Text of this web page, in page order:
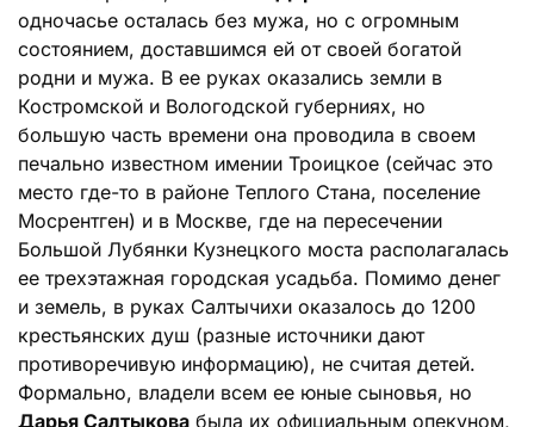
одночасье осталась без мужа, но с огромным
состоянием, доставшимся ей от своей богатой
родни и мужа. В ее руках оказались земли в
Костромской и Вологодской губерниях, но
большую часть времени она проводила в своем
печально известном имении Троицкое (сейчас это
место где-то в районе Теплого Стана, поселение
Мосрентген) и в Москве, где на пересечении
Большой Лубянки Кузнецкого моста располагалась
ее трехэтажная городская усадьба. Помимо денег
и земель, в руках Салтычихи оказалось до 1200
крестьянских душ (разные источники дают
противоречивую информацию), не считая детей.
Формально, владели всем ее юные сыновья, но
Дарья Салтыкова была их официальным опекуном,